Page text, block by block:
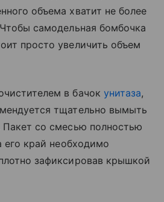
объема хватит не более
самодельная бомбочка
просто увеличить объем
в бачок унитаза,
тщательно вымыть
Пакет со смесью полностью
его край необходимо
зафиксировав крышкой